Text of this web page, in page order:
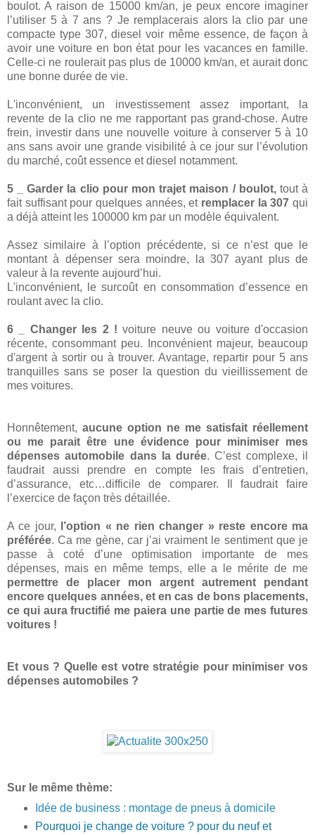
boulot. A raison de 15000 km/an, je peux encore imaginer
l’utiliser 5 à 7 ans ? Je remplacerais alors la clio par une
compacte type 307, diesel voir même essence, de façon à
avoir une voiture en bon état pour les vacances en famille.
Celle-ci ne roulerait pas plus de 10000 km/an, et aurait donc
une bonne durée de vie.
L'inconvénient, un investissement assez important, la
revente de la clio ne me rapportant pas grand-chose. Autre
frein, investir dans une nouvelle voiture à conserver 5 à 10
ans sans avoir une grande visibilité à ce jour sur l’évolution
du marché, coût essence et diesel notamment.
5 _ Garder la clio pour mon trajet maison / boulot,tout à
fait suffisant pour quelques années, et remplacer la 307 qui
a déjà atteint les 100000 km par un modèle équivalent.
Assez similaire à l’option précédente, si ce n’est que le
montant à dépenser sera moindre, la 307 ayant plus de
valeur à la revente aujourd’hui.
L'inconvénient, le surcoût en consommation d’essence en
roulant avec la clio.
6 _ Changer les 2 ! voiture neuve ou voiture d'occasion
récente, consommant peu. Inconvénient majeur, beaucoup
d'argent à sortir ou à trouver. Avantage, repartir pour 5 ans
tranquilles sans se poser la question du vieillissement de
mes voitures.
Honnêtement, aucune option ne me satisfait réellement
ou me parait être une évidence pour minimiser mes
dépenses automobile dans la durée. C’est complexe, il
faudrait aussi prendre en compte les frais d’entretien,
d’assurance, etc…difficile de comparer. Il faudrait faire
l’exercice de façon très détaillée.
A ce jour,
l’option « ne rien changer » reste encore ma
préférée. Ca me gène, car j’ai vraiment le sentiment que je
passe à coté d’une optimisation importante de mes
dépenses, mais en même temps, elle a le mérite de me
permettre de placer mon argent autrement pendant
encore quelques années, et en cas de bons placements,
ce qui aura fructifié me paiera une partie de mes futures
voitures !
Et vous ? Quelle est votre stratégie pour minimiser vos
dépenses automobiles ?
Sur le même thème:
Idée de business : montage de pneus à domicile
Pourquoi je change de voiture ? pour du neuf et